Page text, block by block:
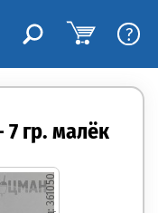
?
гр. малёк
361050